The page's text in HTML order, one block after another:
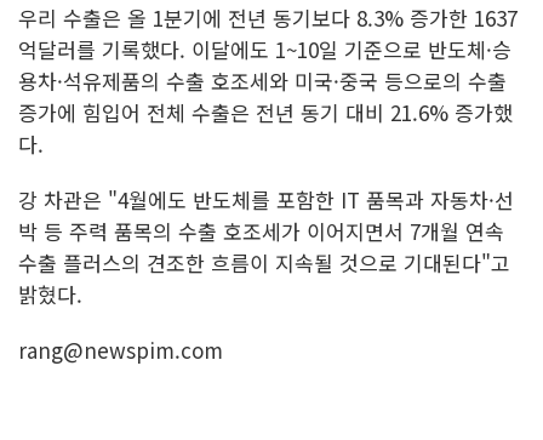
우리 수출은 올 1분기에 전년 동기보다 8.3% 증가한 1637
억달러를 기록했다. 이달에도 1~10일 기준으로 반도체·승
용차·석유제품의 수출 호조세와 미국·중국 등으로의 수출
증가에 힘입어 전체 수출은 전년 동기 대비 21.6% 증가했
다.
강 차관은 "4월에도 반도체를 포함한 IT 품목과 자동차·선
박 등 주력 품목의 수출 호조세가 이어지면서 7개월 연속
수출 플러스의 견조한 흐름이 지속될 것으로 기대된다"고
밝혔다.
rang@newspim.com